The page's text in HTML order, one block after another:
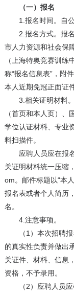
（一）报名
1.报名时间。自公
2.报名方式。报名
市人力资源和社会保
（上海特奥竞赛训
称“报名信息表”，附
本人近期免冠正面证
3.相关证明材料。
（首页和本人页）
学位认证材料、专业
料扫描件。
应聘人员应在报名
关证明材料统一压缩
om。邮件标题以“本
报名表或者个人简历
名。
4.注意事项。
（1）本次招聘报
的真实性负责并做出
关证件、材料、信息
资格，不予录用。
（2）应聘人员应